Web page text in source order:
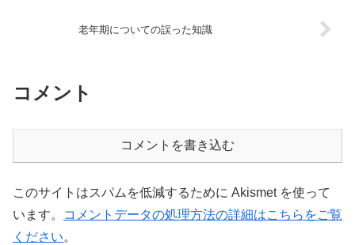
老年期についての誤った知識
コメント
コメントを書き込む
このサイトはスパムを低減するために Akismet を使って
います。
コメントデータの処理方法の詳細はこちらをご覧
ください。